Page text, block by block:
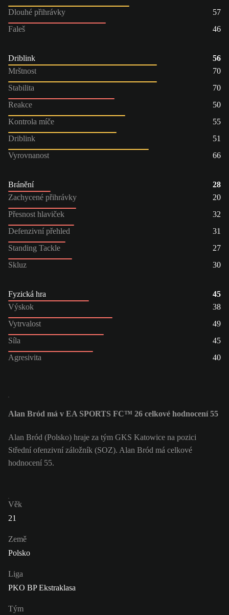
Dlouhé přihrávky
57
Faleš
46
Driblink
56
Mrštnost
70
Stabilita
70
Reakce
50
Kontrola míče
55
Driblink
51
Vyrovnanost
66
Bránění
28
Zachycené přihrávky
20
Přesnost hlaviček
32
Defenzivní přehled
31
Standing Tackle
27
Skluz
30
Fyzická hra
45
Výskok
38
Vytrvalost
49
Síla
45
Agresivita
40
Alan Bród má v EA SPORTS FC™ 26 celkové hodnocení 55
Alan Bród (Polsko) hraje za tým GKS Katowice na pozici
Střední ofenzivní záložník (SOZ). Alan Bród má celkové
hodnocení 55.
Věk
21
Země
Polsko
Liga
PKO BP Ekstraklasa
Tým